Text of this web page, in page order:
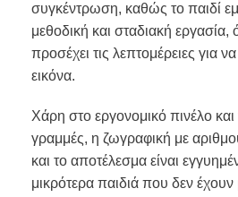
συγκέντρωση, καθώς το παιδί
μεθοδική και σταδιακή
προσέχει τις λεπτομέρειες για
εικόνα.
Χάρη στο εργονομικό πινέλο και
γραμμές, η ζωγραφική με
και το αποτέλεσμα είναι
μικρότερα παιδιά που δεν